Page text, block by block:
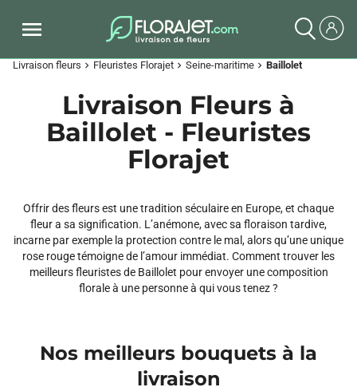
Livraison fleurs chevron_right Fleuristes Florajet chevron_right Seine-maritime chevron_right Baillolet
Livraison Fleurs à
Baillolet - Fleuristes
Florajet
Offrir des fleurs est une tradition séculaire en Europe, et chaque
fleur a sa signification. L’anémone, avec sa floraison tardive,
incarne par exemple la protection contre le mal, alors qu’une unique
rose rouge témoigne de l’amour immédiat. Comment trouver les
meilleurs fleuristes de Baillolet pour envoyer une composition
florale à une personne à qui vous tenez ?
Nos meilleurs bouquets à la
livraison